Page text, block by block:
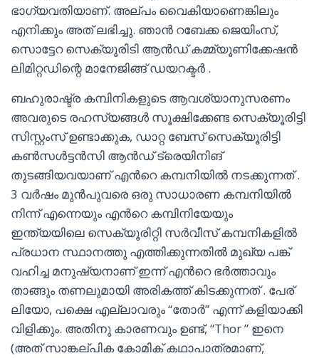
ഭാഗ്യവതിയാണ്. അല്പം വൈകിയാണെങ്കിലും
എനിക്കും അത് ലഭിച്ചു. ഞാൻ റബേക്ക ജെയിംസ്,
സൊട്ടേറ സെക്യൂരിടി ആൻഡ് കമ്മ്യൂണിക്കേഷൻ
ലിമിറ്റഡിന്റെ മാനേജിങ്ങ് ഡയറക്ടർ .
ബഹുരാഷ്ട്ര കമ്പിനികളുടെ ആവശ്യാനുസരണം
അവരുടെ രഹസ്യങ്ങൾ സൂക്ഷിക്കേണ്ട സെക്യൂരിട്ടി
സിസ്റ്റംസ് ഉണ്ടാക്കുക, ഡാറ്റ ബേസ് സെക്യൂരിട്ടി
കൺസൾട്ടൻസി ആൻഡ് ട്രെയിനിങ്
തുടങ്ങിയവയാണ് എൻറെ കമ്പനിയിൽ നടക്കുന്നത് .
3 വർഷം മുൻപുവരെ ഒരു സാധാരണ കമ്പനിയിൽ
നിന്ന് എന്നെയും എൻറെ കമ്പിനിയേയും
ഇന്ത്യയിലെ സെക്യൂരിറ്റി സർവീസ് കമ്പനികളിൽ
പ്രധാന സ്ഥാനത്തു എത്തിക്കുന്നതിൽ മുഖ്യ പങ്ക്
വഹിച്ച മനുഷ്യനാണ് ഇന്ന് എൻറെ ഭർത്താവും
താങ്ങും തണലുമായി അരികത്ത് കിടക്കുന്നത് . പേര്
ലിയോ, പക്ഷെ എല്ലാവരും “തോർ” എന്ന് കളിയാക്കി
വിളിക്കും. അതിനു കാരണവും ഉണ്ട്, “Thor ” ഇനെ
(അത് സാങ്കല്പിക കോമിക് കഥാപാത്രമാണ്,